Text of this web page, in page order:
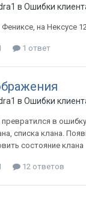
в Ошибки
на Нексусе
1 ответ
в Ошибки
превратился в
списка клана.
состояние клана
12 ответов